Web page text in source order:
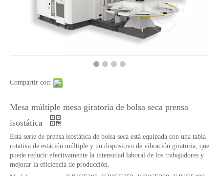
Compartir con:
Mesa múltiple mesa giratoria de bolsa seca prensa
isostática
Esta serie de prensa isostática de bolsa seca está equipada con una tabla
rotativa de estación múltiple y un dispositivo de vibración giratoria, que
puede reducir efectivamente la intensidad laboral de los trabajadores y
mejorar la eficiencia de producción.